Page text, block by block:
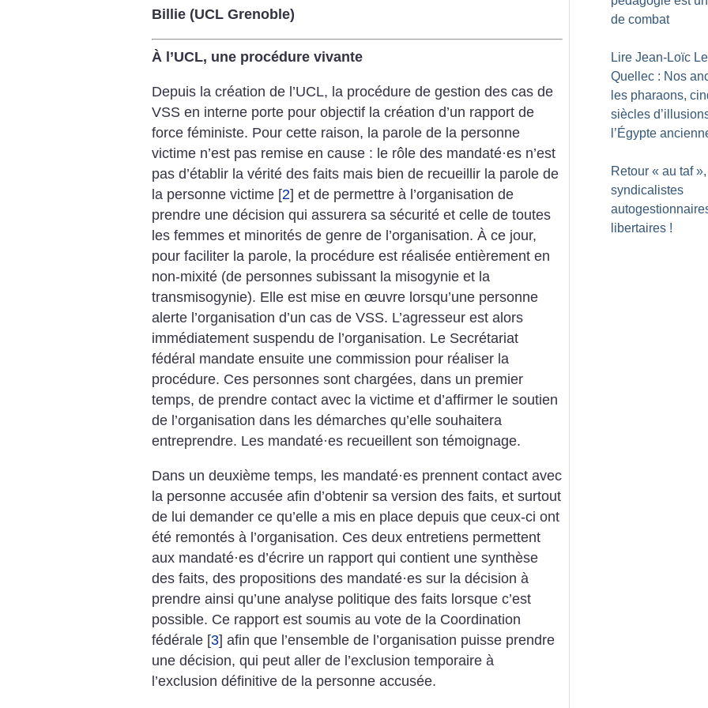
Billie (UCL Grenoble)
À l’UCL, une procédure vivante
Depuis la création de l’UCL, la procédure de gestion des cas de
VSS en interne porte pour objectif la création d’un rapport de
force féministe. Pour cette raison, la parole de la personne
victime n’est pas remise en cause : le rôle des mandaté·es n’est
pas d’établir la vérité des faits mais bien de recueillir la parole de
la personne victime [2] et de permettre à l’organisation de
prendre une décision qui assurera sa sécurité et celle de toutes
les femmes et minorités de genre de l’organisation. À ce jour,
pour faciliter la parole, la procédure est réalisée entièrement en
non-mixité (de personnes subissant la misogynie et la
transmisogynie). Elle est mise en œuvre lorsqu’une personne
alerte l’organisation d’un cas de VSS. L’agresseur est alors
immédiatement suspendu de l’organisation. Le Secrétariat
fédéral mandate ensuite une commission pour réaliser la
procédure. Ces personnes sont chargées, dans un premier
temps, de prendre contact avec la victime et d’affirmer le soutien
de l’organisation dans les démarches qu’elle souhaitera
entreprendre. Les mandaté·es recueillent son témoignage.
Dans un deuxième temps, les mandaté·es prennent contact avec
la personne accusée afin d’obtenir sa version des faits, et surtout
de lui demander ce qu’elle a mis en place depuis que ceux-ci ont
été remontés à l’organisation. Ces deux entretiens permettent
aux mandaté·es d’écrire un rapport qui contient une synthèse
des faits, des propositions des mandaté·es sur la décision à
prendre ainsi qu’une analyse politique des faits lorsque c’est
possible. Ce rapport est soumis au vote de la Coordination
fédérale [3] afin que l’ensemble de l’organisation puisse prendre
une décision, qui peut aller de l’exclusion temporaire à
l’exclusion définitive de la personne accusée.
de combat
Lire Jean-Loïc Le
Quellec : Nos
les pharaons,
siècles
l’Égypte
Retour « au taf
syndicalistes
libertaires !